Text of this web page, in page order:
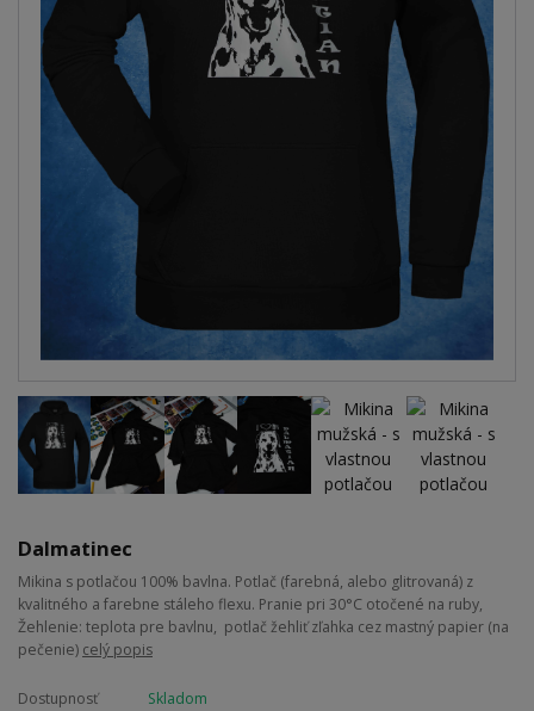
Dalmatinec
Mikina s potlačou 100% bavlna. Potlač (farebná, alebo glitrovaná) z
kvalitného a farebne stáleho flexu. Pranie pri 30°C otočené na ruby,
Žehlenie: teplota pre bavlnu, potlač žehliť zľahka cez mastný papier (na
pečenie) celý popis
Dostupnosť
Skladom